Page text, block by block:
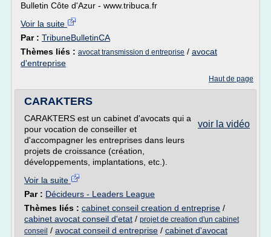
Bulletin Côte d'Azur - www.tribuca.fr
Voir la suite
Par : TribuneBulletinCA
Thèmes liés : avocat transmission d entreprise / avocat
d'entreprise
Haut de page
CARAKTERS
voir la vidéo
CARAKTERS est un cabinet d'avocats qui a
pour vocation de conseiller et
d'accompagner les entreprises dans leurs
projets de croissance (création,
développements, implantations, etc.).
Voir la suite
Par : Décideurs - Leaders League
Thèmes liés : cabinet conseil creation d entreprise /
cabinet avocat conseil d'etat / projet de creation d'un cabinet
conseil / avocat conseil d entreprise / cabinet d'avocat